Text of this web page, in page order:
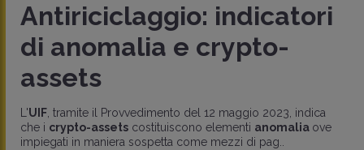
Antiriciclaggio: indicatori
di anomalia e crypto-
assets
L'UIF, tramite il Provvedimento del 12 maggio 2023, indica
che i crypto-assets costituiscono elementi anomalia ove
impiegati in maniera sospetta come mezzi di pag..